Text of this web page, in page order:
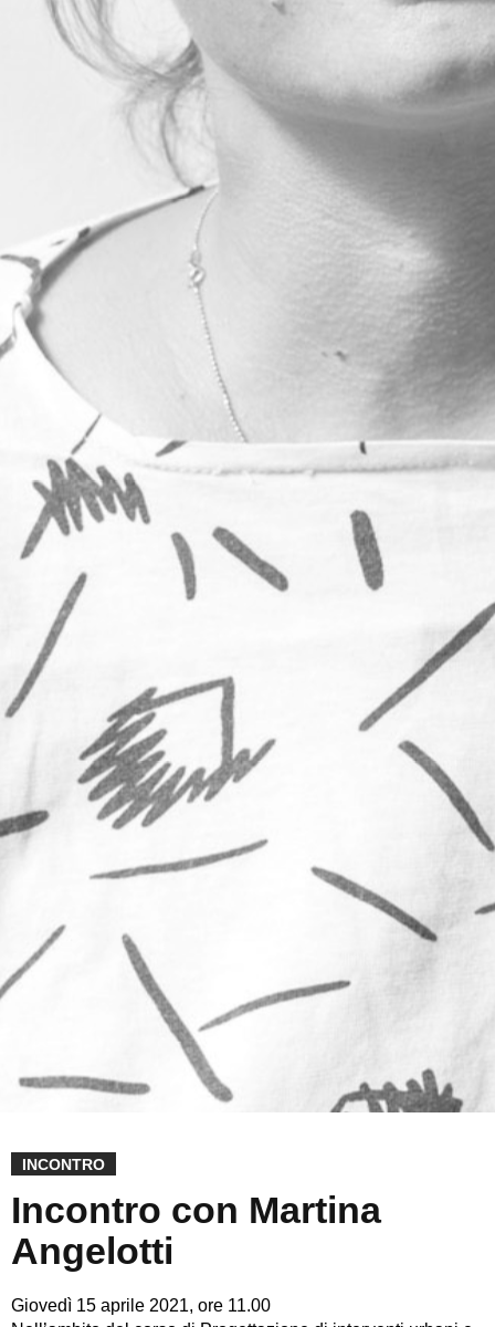
INCONTRO
Incontro con Martina
Angelotti
Giovedì 15 aprile 2021, ore 11.00